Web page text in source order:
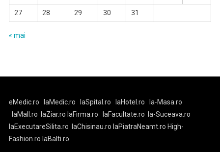
27 28 29 30 31
« mai
eMedic.ro laMedic.ro laSpital.ro laHotel.ro
la-Masa.ro
laMall.ro
laZiar.ro laFirma.ro laFacultate.ro
la-Suceava.ro
laExecutareSilita.ro
laChisinau.ro laPiatraNeamt.ro High-
Fashion.ro laBalti.ro